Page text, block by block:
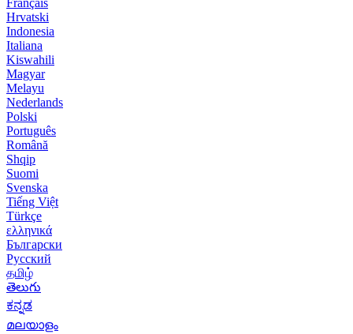
Hrvatski
Indonesia
Italiana
Kiswahili
Magyar
Melayu
Nederlands
Polski
Português
Română
Shqip
Suomi
Svenska
Tiếng Việt
Türkçe
ελληνικά
Български
Русский
தமிழ்
తెలుగు
ಕನ್ನಡ
മലയാളം